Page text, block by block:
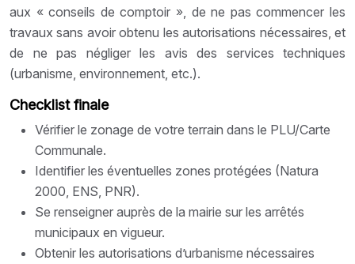
aux « conseils de comptoir », de ne pas commencer les
travaux sans avoir obtenu les autorisations nécessaires, et
de ne pas négliger les avis des services techniques
(urbanisme, environnement, etc.).
Checklist finale
Vérifier le zonage de votre terrain dans le PLU/Carte
Communale.
Identifier les éventuelles zones protégées (Natura
2000, ENS, PNR).
Se renseigner auprès de la mairie sur les arrêtés
municipaux en vigueur.
Obtenir les autorisations d’urbanisme nécessaires